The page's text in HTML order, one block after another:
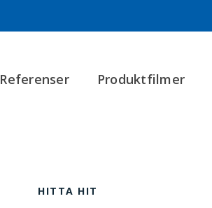
Referenser Produktfilmer
HITTA HIT